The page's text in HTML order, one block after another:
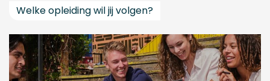
Welke opleiding wil jij volgen?